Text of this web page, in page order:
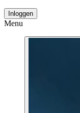
Inloggen
Menu